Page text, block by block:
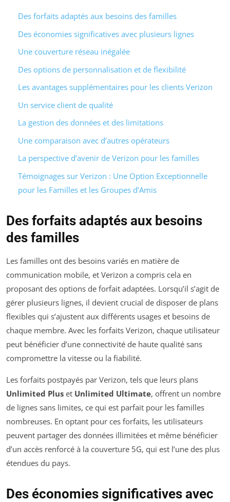
Des forfaits adaptés aux besoins des familles
Des économies significatives avec plusieurs lignes
Une couverture réseau inégalée
Des options de personnalisation et de flexibilité
Les avantages supplémentaires pour les clients Verizon
Un service client de qualité
La gestion des données et des limitations
Une comparaison avec d’autres opérateurs
La perspective d’avenir de Verizon pour les familles
Témoignages sur Verizon : Une Option Exceptionnelle
pour les Familles et les Groupes d’Amis
Des forfaits adaptés aux besoins
des familles
Les familles ont des besoins variés en matière de
communication mobile, et Verizon a compris cela en
proposant des options de forfait adaptées. Lorsqu’il s’agit de
gérer plusieurs lignes, il devient crucial de disposer de plans
flexibles qui s’ajustent aux différents usages et besoins de
chaque membre. Avec les forfaits Verizon, chaque utilisateur
peut bénéficier d’une connectivité de haute qualité sans
compromettre la vitesse ou la fiabilité.
Les forfaits postpayés par Verizon, tels que leurs plans
Unlimited Plus et Unlimited Ultimate, offrent un nombre
de lignes sans limites, ce qui est parfait pour les familles
nombreuses. En optant pour ces forfaits, les utilisateurs
peuvent partager des données illimitées et même bénéficier
d’un accès renforcé à la couverture 5G, qui est l’une des plus
étendues du pays.
Des économies significatives avec